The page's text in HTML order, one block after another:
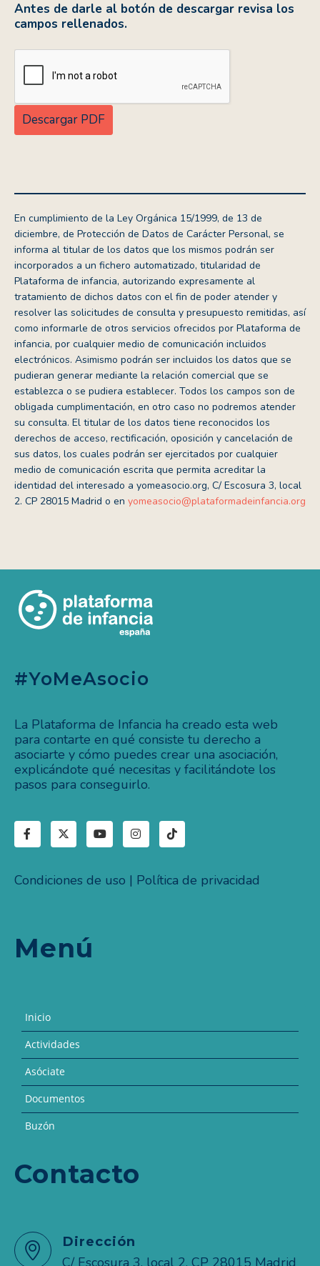
Antes de darle al botón de descargar revisa los
campos rellenados.
En cumplimiento de la Ley Orgánica 15/1999, de 13 de
diciembre, de Protección de Datos de Carácter Personal, se
informa al titular de los datos que los mismos podrán ser
incorporados a un fichero automatizado, titularidad de
Plataforma de infancia, autorizando expresamente al
tratamiento de dichos datos con el fin de poder atender y
resolver las solicitudes de consulta y presupuesto remitidas, así
como informarle de otros servicios ofrecidos por Plataforma de
infancia, por cualquier medio de comunicación incluidos
electrónicos. Asimismo podrán ser incluidos los datos que se
pudieran generar mediante la relación comercial que se
establezca o se pudiera establecer. Todos los campos son de
obligada cumplimentación, en otro caso no podremos atender
su consulta. El titular de los datos tiene reconocidos los
derechos de acceso, rectificación, oposición y cancelación de
sus datos, los cuales podrán ser ejercitados por cualquier
medio de comunicación escrita que permita acreditar la
identidad del interesado a yomeasocio.org, C/ Escosura 3, local
2. CP 28015 Madrid o en yomeasocio@plataformadeinfancia.org
#YoMeAsocio
La Plataforma de Infancia ha creado esta web
para contarte en qué consiste tu derecho a
asociarte y cómo puedes crear una asociación,
explicándote qué necesitas y facilitándote los
pasos para conseguirlo.
Condiciones de uso | Política de privacidad
Menú
Inicio
Actividades
Asóciate
Documentos
Buzón
Contacto
Dirección
C/ Escosura 3, local 2. CP 28015 Madrid